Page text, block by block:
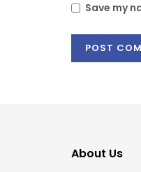
Save my
About Us